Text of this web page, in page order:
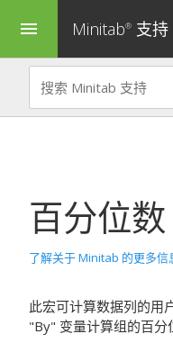
menu Minitab® 支持
百分位数
了解关于 Minitab 的更多信
此宏可计算数据列的用
"By" 变量计算组的百分